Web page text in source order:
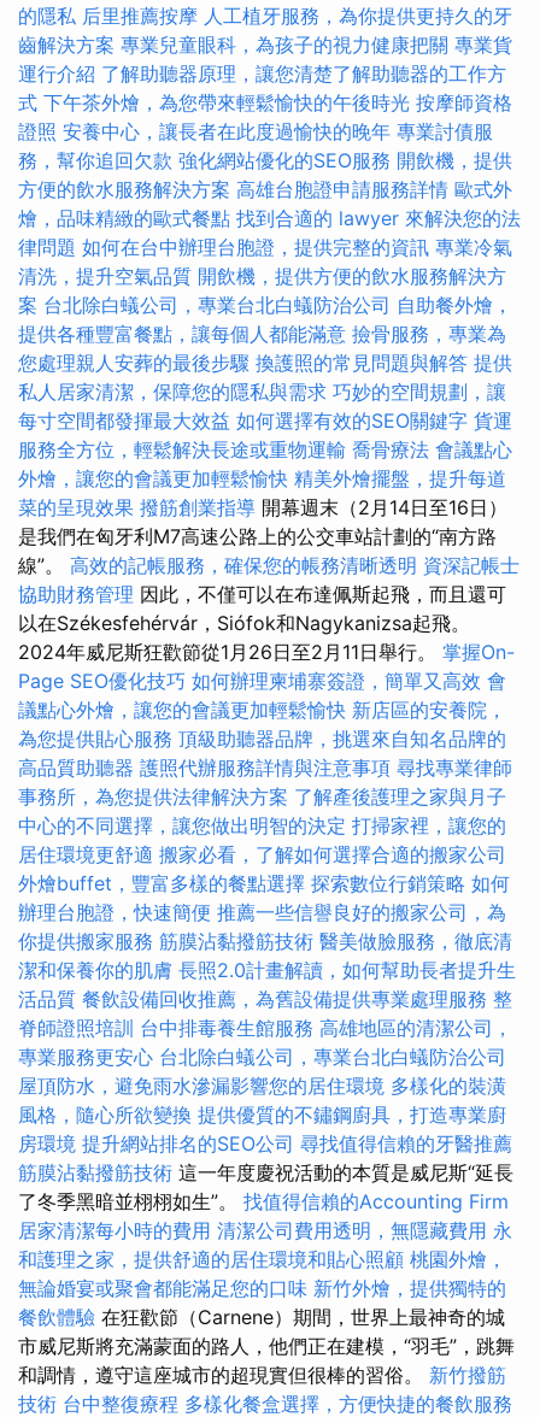
的隱私 后里推薦按摩 人工植牙服務，為你提供更持久的牙
齒解決方案 專業兒童眼科，為孩子的視力健康把關 專業貨
運行介紹 了解助聽器原理，讓您清楚了解助聽器的工作方
式 下午茶外燴，為您帶來輕鬆愉快的午後時光 按摩師資格
證照 安養中心，讓長者在此度過愉快的晚年 專業討債服
務，幫你追回欠款 強化網站優化的SEO服務 開飲機，提供
方便的飲水服務解決方案 高雄台胞證申請服務詳情 歐式外
燴，品味精緻的歐式餐點 找到合適的 lawyer 來解決您的法
律問題 如何在台中辦理台胞證，提供完整的資訊 專業冷氣
清洗，提升空氣品質 開飲機，提供方便的飲水服務解決方
案 台北除白蟻公司，專業台北白蟻防治公司 自助餐外燴，
提供各種豐富餐點，讓每個人都能滿意 撿骨服務，專業為
您處理親人安葬的最後步驟 換護照的常見問題與解答 提供
私人居家清潔，保障您的隱私與需求 巧妙的空間規劃，讓
每寸空間都發揮最大效益 如何選擇有效的SEO關鍵字 貨運
服務全方位，輕鬆解決長途或重物運輸 喬骨療法 會議點心
外燴，讓您的會議更加輕鬆愉快 精美外燴擺盤，提升每道
菜的呈現效果 撥筋創業指導 開幕週末（2月14日至16日）
是我們在匈牙利M7高速公路上的公交車站計劃的“南方路
線”。 高效的記帳服務，確保您的帳務清晰透明 資深記帳士
協助財務管理 因此，不僅可以在布達佩斯起飛，而且還可
以在Székesfehérvár，Siófok和Nagykanizsa起飛。
2024年威尼斯狂歡節從1月26日至2月11日舉行。 掌握On-
Page SEO優化技巧 如何辦理柬埔寨簽證，簡單又高效 會
議點心外燴，讓您的會議更加輕鬆愉快 新店區的安養院，
為您提供貼心服務 頂級助聽器品牌，挑選來自知名品牌的
高品質助聽器 護照代辦服務詳情與注意事項 尋找專業律師
事務所，為您提供法律解決方案 了解產後護理之家與月子
中心的不同選擇，讓您做出明智的決定 打掃家裡，讓您的
居住環境更舒適 搬家必看，了解如何選擇合適的搬家公司
外燴buffet，豐富多樣的餐點選擇 探索數位行銷策略 如何
辦理台胞證，快速簡便 推薦一些信譽良好的搬家公司，為
你提供搬家服務 筋膜沾黏撥筋技術 醫美做臉服務，徹底清
潔和保養你的肌膚 長照2.0計畫解讀，如何幫助長者提升生
活品質 餐飲設備回收推薦，為舊設備提供專業處理服務 整
脊師證照培訓 台中排毒養生館服務 高雄地區的清潔公司，
專業服務更安心 台北除白蟻公司，專業台北白蟻防治公司
屋頂防水，避免雨水滲漏影響您的居住環境 多樣化的裝潢
風格，隨心所欲變換 提供優質的不鏽鋼廚具，打造專業廚
房環境 提升網站排名的SEO公司 尋找值得信賴的牙醫推薦
筋膜沾黏撥筋技術 這一年度慶祝活動的本質是威尼斯“延長
了冬季黑暗並栩栩如生”。 找值得信賴的Accounting Firm
居家清潔每小時的費用 清潔公司費用透明，無隱藏費用 永
和護理之家，提供舒適的居住環境和貼心照顧 桃園外燴，
無論婚宴或聚會都能滿足您的口味 新竹外燴，提供獨特的
餐飲體驗 在狂歡節（Carnene）期間，世界上最神奇的城
市威尼斯將充滿蒙面的路人，他們正在建模，“羽毛”，跳舞
和調情，遵守這座城市的超現實但很棒的習俗。 新竹撥筋
技術 台中整復療程 多樣化餐盒選擇，方便快捷的餐飲服務